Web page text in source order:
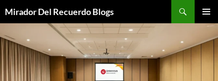
Mirador Del Recuerdo Blogs
MENÚ